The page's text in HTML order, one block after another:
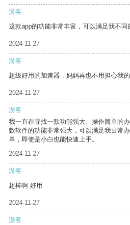
游客
这款app的功能非常丰富，可以满足我不同
2024-11-27
游客
超级好用的加速器，妈妈再也不用担心我的
2024-11-27
游客
我一直在寻找一款功能强大、操作简单的
款软件的功能非常强大，可以满足我日常
单，即使是小白也能快速上手。
2024-11-27
游客
超棒啊 好用
2024-11-27
游客